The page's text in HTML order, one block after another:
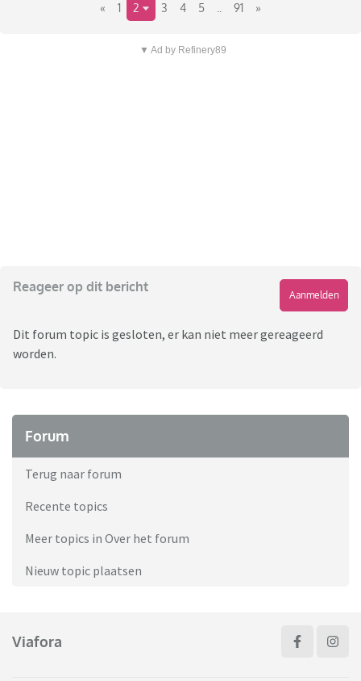
« 1 2 3 4 5 91 »
▼ Ad by Refinery89
Reageer op dit bericht
Aanmelden
Dit forum topic is gesloten, er kan niet meer gereageerd
worden.
Forum
Terug naar forum
Recente topics
Meer topics in Over het forum
Nieuw topic plaatsen
Viafora